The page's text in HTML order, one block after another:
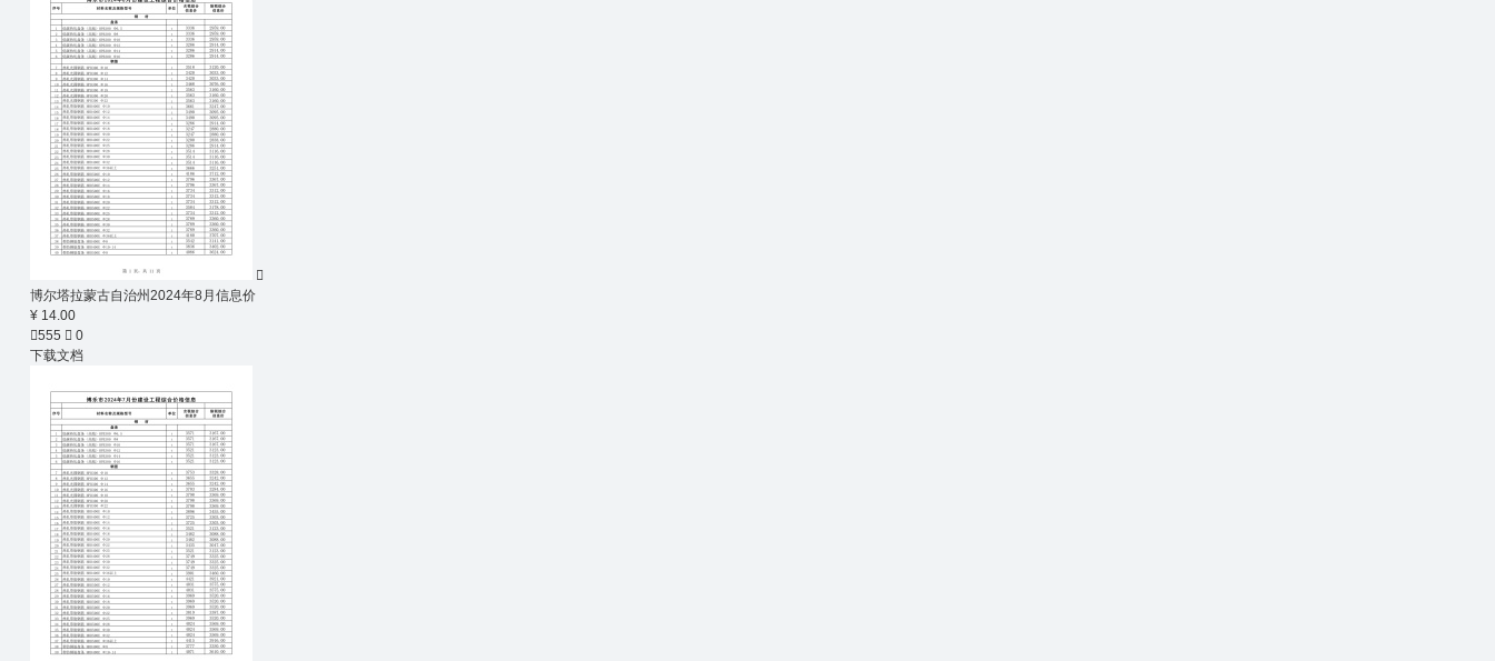

博尔塔拉蒙古自治州2024年8月信息价
¥ 14.00
555  0
下载文档